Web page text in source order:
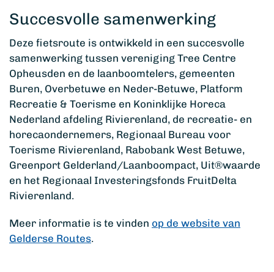
Succesvolle samenwerking
Deze fietsroute is ontwikkeld in een succesvolle
samenwerking tussen vereniging Tree Centre
Opheusden en de laanboomtelers, gemeenten
Buren, Overbetuwe en Neder-Betuwe, Platform
Recreatie & Toerisme en Koninklijke Horeca
Nederland afdeling Rivierenland, de recreatie- en
horecaondernemers, Regionaal Bureau voor
Toerisme Rivierenland, Rabobank West Betuwe,
Greenport Gelderland/Laanboompact, Uit®waarde
en het Regionaal Investeringsfonds FruitDelta
Rivierenland.
Meer informatie is te vinden op de website van
Gelderse Routes.